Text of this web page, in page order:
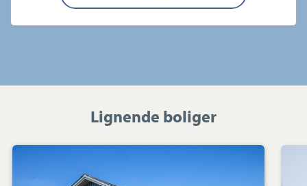
Lignende boliger